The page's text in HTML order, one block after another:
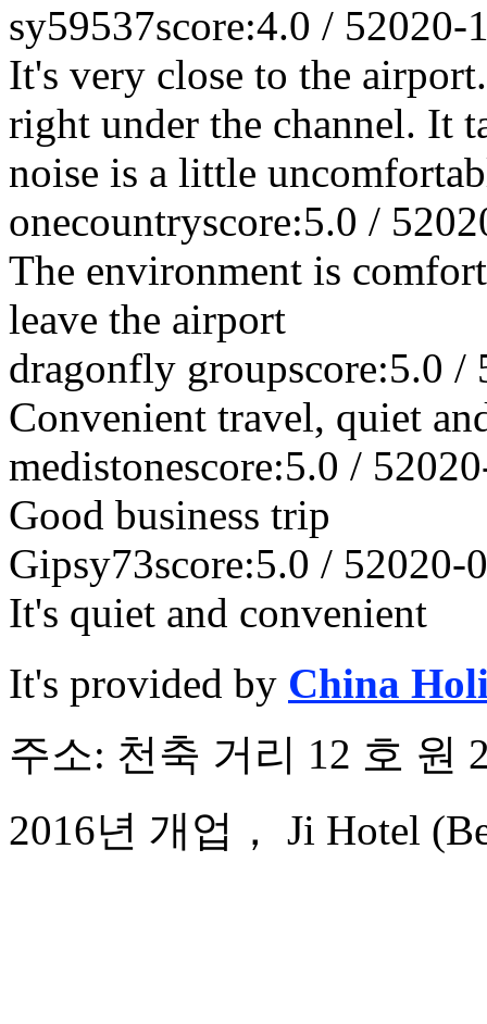
sy59537score:4.0 / 52020-
It's very close to the
right under the channel. It
noise is a little
onecountryscore:5.0 / 5
The environment is
leave the airport
dragonfly groupscore:5.0 /
Convenient travel, quiet
medistonescore:5.0 / 5
Good business trip
Gipsy73score:5.0 / 52020-
It's quiet and convenient
It's provided by China
주소: 천축 거리 12 호 원
2016년 개업， Ji Hotel